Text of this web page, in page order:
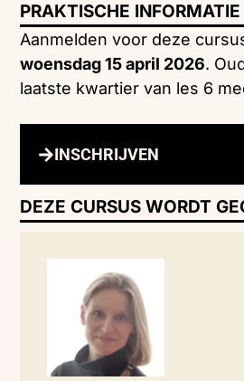
PRAKTISCHE INFORMATIE
Aanmelden voor deze
woensdag 15 april 2026.
laatste kwartier van les 6
INSCHRIJVEN
DEZE CURSUS WORDT